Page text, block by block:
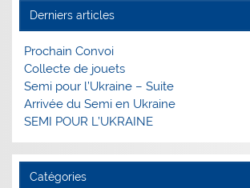
Derniers articles
Prochain Convoi
Collecte de jouets
Semi pour l’Ukraine – Suite
Arrivée du Semi en Ukraine
SEMI POUR L’UKRAINE
Catégories